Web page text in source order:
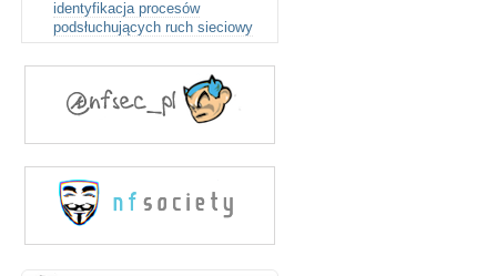
identyfikacja procesów
podsłuchujących ruch sieciowy